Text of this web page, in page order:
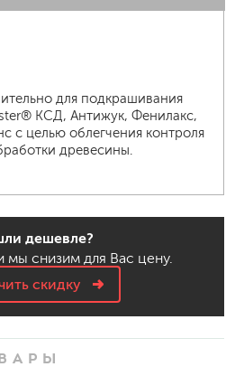
для подкрашивания
КСД, Антижук, Фенилакс,
с целью облегчения контроля
древесины.
дешевле?
снизим для Вас цену.
скидку